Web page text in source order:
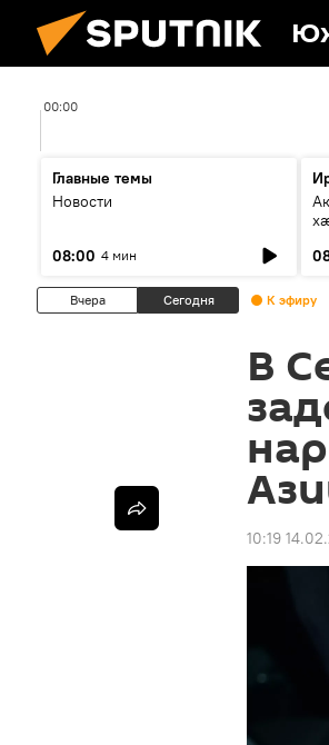
00:00
Главные темы
Новости
08:00 4 мин
Вчера Сегодня К эфиру
В
10:19